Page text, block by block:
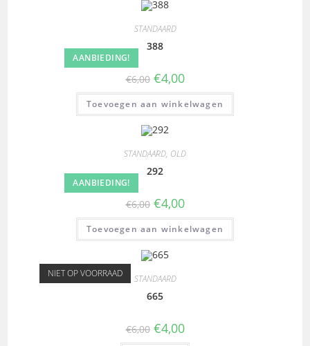
AANBIEDING!
STANDAARD
388
€6,00 €4,00
Toevoegen aan winkelwagen
AANBIEDING!
STANDAARD, OLD
292
€6,00 €4,00
Toevoegen aan winkelwagen
NIET OP VOORRAAD STANDAARD
665
€6,00 €4,00